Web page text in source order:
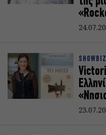
SHOWBIZ